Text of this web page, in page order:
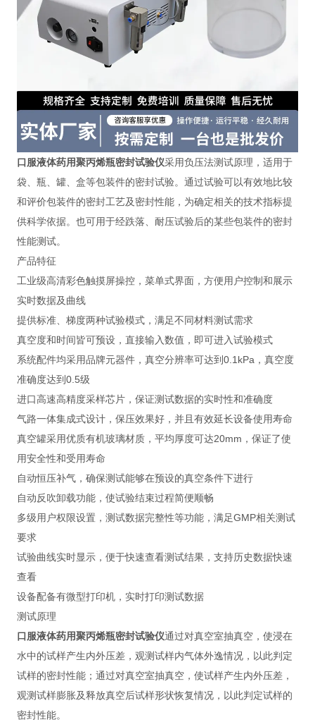
口服液体药用聚丙烯瓶密封试验仪采用负压法测试原理，适用于
袋、瓶、罐、盒等包装件的密封试验。通过试验可以有效地比较
和评价包装件的密封工艺及密封性能，为确定相关的技术指标提
供科学依据。也可用于经跌落、耐压试验后的某些包装件的密封
性能测试。
产品特征
工业级高清彩色触摸屏操控，菜单式界面，方便用户控制和展示
实时数据及曲线
提供标准、梯度两种试验模式，满足不同材料测试需求
真空度和时间皆可预设，直接输入数值，即可进入试验模式
系统配件均采用品牌元器件，真空分辨率可达到0.1kPa，真空度
准确度达到0.5级
进口高速高精度采样芯片，保证测试数据的实时性和准确度
气路一体集成式设计，保压效果好，并且有效延长设备使用寿命
真空罐采用优质有机玻璃材质，平均厚度可达20mm，保证了使
用安全性和受用寿命
自动恒压补气，确保测试能够在预设的真空条件下进行
自动反吹卸载功能，使试验结束过程简便顺畅
多级用户权限设置，测试数据完整性等功能，满足GMP相关测试
要求
试验曲线实时显示，便于快速查看测试结果，支持历史数据快速
查看
设备配备有微型打印机，实时打印测试数据
测试原理
口服液体药用聚丙烯瓶密封试验仪通过对真空室抽真空，使浸在
水中的试样产生内外压差，观测试样内气体外逸情况，以此判定
试样的密封性能；通过对真空室抽真空，使试样产生内外压差，
观测试样膨胀及释放真空后试样形状恢复情况，以此判定试样的
密封性能。